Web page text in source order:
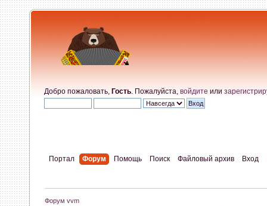
Добро пожаловать, Гость . Пожалуйста, войдите или
Портал Форум Помощь Поиск Файловый архив Вход
Форум vvm